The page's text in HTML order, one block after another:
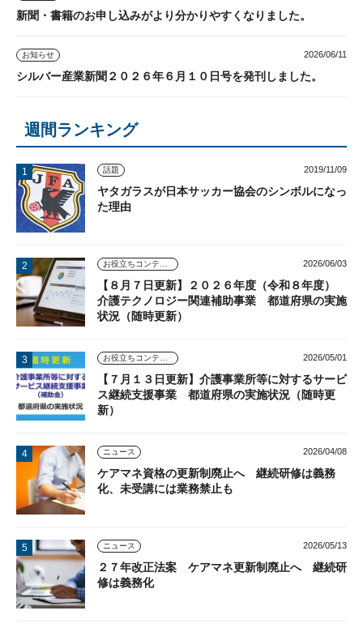
新聞・書籍のお申し込みがより分かりやすくなりました。
お知らせ 2026/06/11
シルバー産業新聞２０２６年６月１０日号を発刊しました。
週間ランキング
話題 2019/11/09
ヤタガラスが日本サッカー協会のシンボルになっ
た理由
お役立ちコンテンツ 2026/06/03
【８月７日更新】２０２６年度（令和８年度）
介護テクノロジー関連補助事業 都道府県の実施
状況（随時更新）
お役立ちコンテンツ 2026/05/01
【７月１３日更新】介護事業所等に対するサービ
ス継続支援事業 都道府県の実施状況（随時更
新）
ニュース 2026/04/08
ケアマネ資格の更新制廃止へ 継続研修は義務
化、未受講には業務禁止も
ニュース 2026/05/13
２７年改正法案 ケアマネ更新制廃止へ 継続研
修は義務化